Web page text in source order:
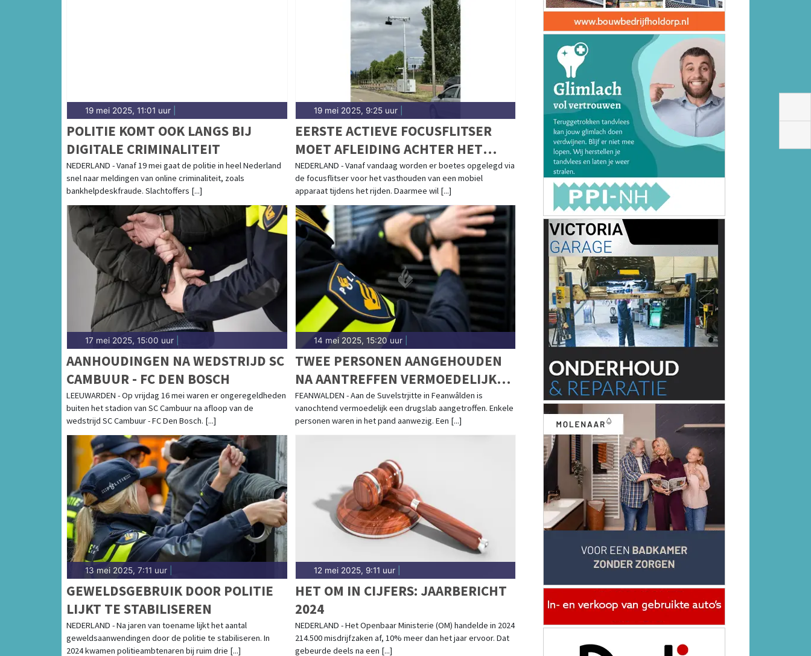
19 mei 2025, 11:01 uur
POLITIE KOMT OOK LANGS BIJ
DIGITALE CRIMINALITEIT
NEDERLAND - Vanaf 19 mei gaat de politie in heel Nederland
snel naar meldingen van online criminaliteit, zoals
bankhelpdeskfraude. Slachtoffers [...]
19 mei 2025, 9:25 uur|
EERSTE ACTIEVE FOCUSFLITSER
MOET AFLEIDING ACHTER HET
STUUR VOORKOMEN
NEDERLAND - Vanaf vandaag worden er boetes opgelegd via
de focusflitser voor het vasthouden van een mobiel
apparaat tijdens het rijden. Daarmee wil [...]
17 mei 2025, 15:00 uur
AANHOUDINGEN NA WEDSTRIJD SC
CAMBUUR - FC DEN BOSCH
LEEUWARDEN - Op vrijdag 16 mei waren er ongeregeldheden
buiten het stadion van SC Cambuur na afloop van de
wedstrijd SC Cambuur - FC Den Bosch. [...]
14 mei 2025, 15:20 uur|
TWEE PERSONEN AANGEHOUDEN
NA AANTREFFEN VERMOEDELIJK
DRUGSLAB
FEANWALDEN - Aan de Suvelstrjitte in Feanwâlden is
vanochtend vermoedelijk een drugslab aangetroffen. Enkele
personen waren in het pand aanwezig. Een [...]
13 mei 2025, 7:11 uur
GEWELDSGEBRUIK DOOR POLITIE
LIJKT TE STABILISEREN
NEDERLAND - Na jaren van toename lijkt het aantal
geweldsaanwendingen door de politie te stabiliseren. In
2024 kwamen politieambtenaren bij ruim drie [...]
12 mei 2025, 9:11 uur|
HET OM IN CIJFERS: JAARBERICHT
2024
NEDERLAND - Het Openbaar Ministerie (OM) handelde in 2024
214.500 misdrijfzaken af, 10% meer dan het jaar ervoor. Dat
gebeurde deels na een [...]